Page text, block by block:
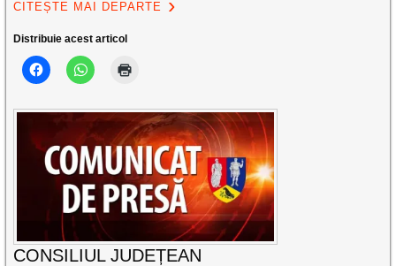
CITEȘTE MAI DEPARTE
Distribuie acest articol
CONSILIUL JUDEȚEAN